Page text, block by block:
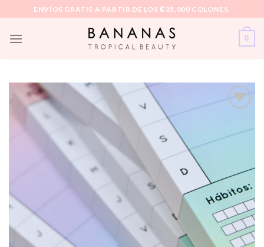
to
content
ENVÍOS GRATIS A PARTIR DE LOS ₡35,000 COLONES.
0
Añadir
deseos